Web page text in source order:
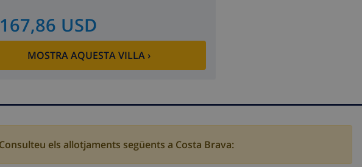
167,86 USD
MOSTRA AQUESTA VILLA ›
els allotjaments següents a Costa Brava: